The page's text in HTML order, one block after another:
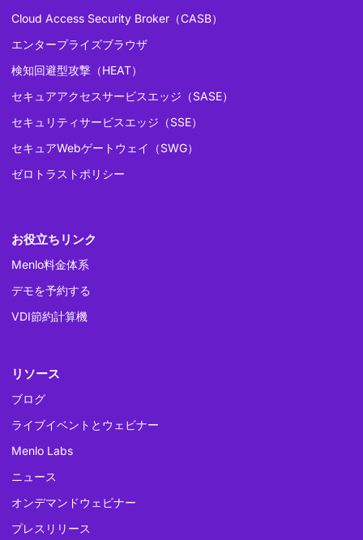
Cloud Access Security Broker（CASB）
エンタープライズブラウザ
検知回避型攻撃（HEAT）
セキュアアクセスサービスエッジ（SASE）
セキュリティサービスエッジ（SSE）
セキュアWebゲートウェイ（SWG）
ゼロトラストポリシー
お役立ちリンク
Menlo料金体系
デモを予約する
VDI節約計算機
リソース
ブログ
ライブイベントとウェビナー
Menlo Labs
ニュース
オンデマンドウェビナー
プレスリリース